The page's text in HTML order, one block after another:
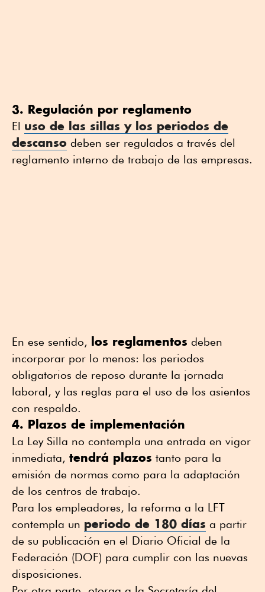
3. Regulación por reglamento
El uso de las sillas y los periodos de
descanso deben ser regulados a través del
reglamento interno de trabajo de las empresas.
En ese sentido, los reglamentos deben
incorporar por lo menos: los periodos
obligatorios de reposo durante la jornada
laboral, y las reglas para el uso de los asientos
con respaldo.
4. Plazos de implementación
La Ley Silla no contempla una entrada en vigor
inmediata, tendrá plazos tanto para la
emisión de normas como para la adaptación
de los centros de trabajo.
Para los empleadores, la reforma a la LFT
contempla un periodo de 180 días a partir
de su publicación en el Diario Oficial de la
Federación (DOF) para cumplir con las nuevas
disposiciones.